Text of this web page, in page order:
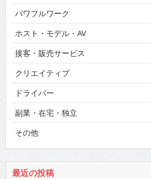
パワフルワーク
ホスト・モデル・AV
接客・販売サービス
クリエイティブ
ドライバー
副業・在宅・独立
その他
最近の投稿